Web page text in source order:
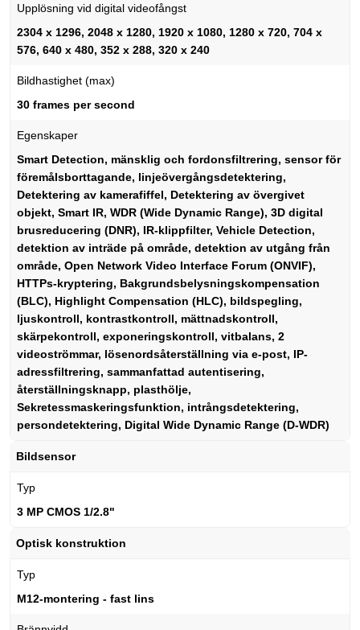
Upplösning vid digital videofångst
2304 x 1296, 2048 x 1280, 1920 x 1080, 1280 x 720, 704 x
576, 640 x 480, 352 x 288, 320 x 240
Bildhastighet (max)
30 frames per second
Egenskaper
Smart Detection, mänsklig och fordonsfiltrering, sensor för
föremålsborttagande, linjeövergångsdetektering,
Detektering av kamerafiffel, Detektering av övergivet
objekt, Smart IR, WDR (Wide Dynamic Range), 3D digital
brusreducering (DNR), IR-klippfilter, Vehicle Detection,
detektion av inträde på område, detektion av utgång från
område, Open Network Video Interface Forum (ONVIF),
HTTPs-kryptering, Bakgrundsbelysningskompensation
(BLC), Highlight Compensation (HLC), bildspegling,
ljuskontroll, kontrastkontroll, mättnadskontroll,
skärpekontroll, exponeringskontroll, vitbalans, 2
videoströmmar, lösenordsåterställning via e-post, IP-
adressfiltrering, sammanfattad autentisering,
återställningsknapp, plasthölje,
Sekretessmaskeringsfunktion, intrångsdetektering,
persondetektering, Digital Wide Dynamic Range (D-WDR)
Bildsensor
Typ
3 MP CMOS 1/2.8"
Optisk konstruktion
Typ
M12-montering - fast lins